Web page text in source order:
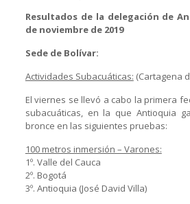
Resultados de la delegación de
de noviembre de 2019
Sede de Bolívar:
Actividades Subacuáticas: (Cartagena
El viernes se llevó a cabo la primera
subacuáticas, en la que Antioquia
bronce en las siguientes pruebas:
100 metros inmersión – Varones:
1º. Valle del Cauca
2º. Bogotá
3º. Antioquia (José David Villa)